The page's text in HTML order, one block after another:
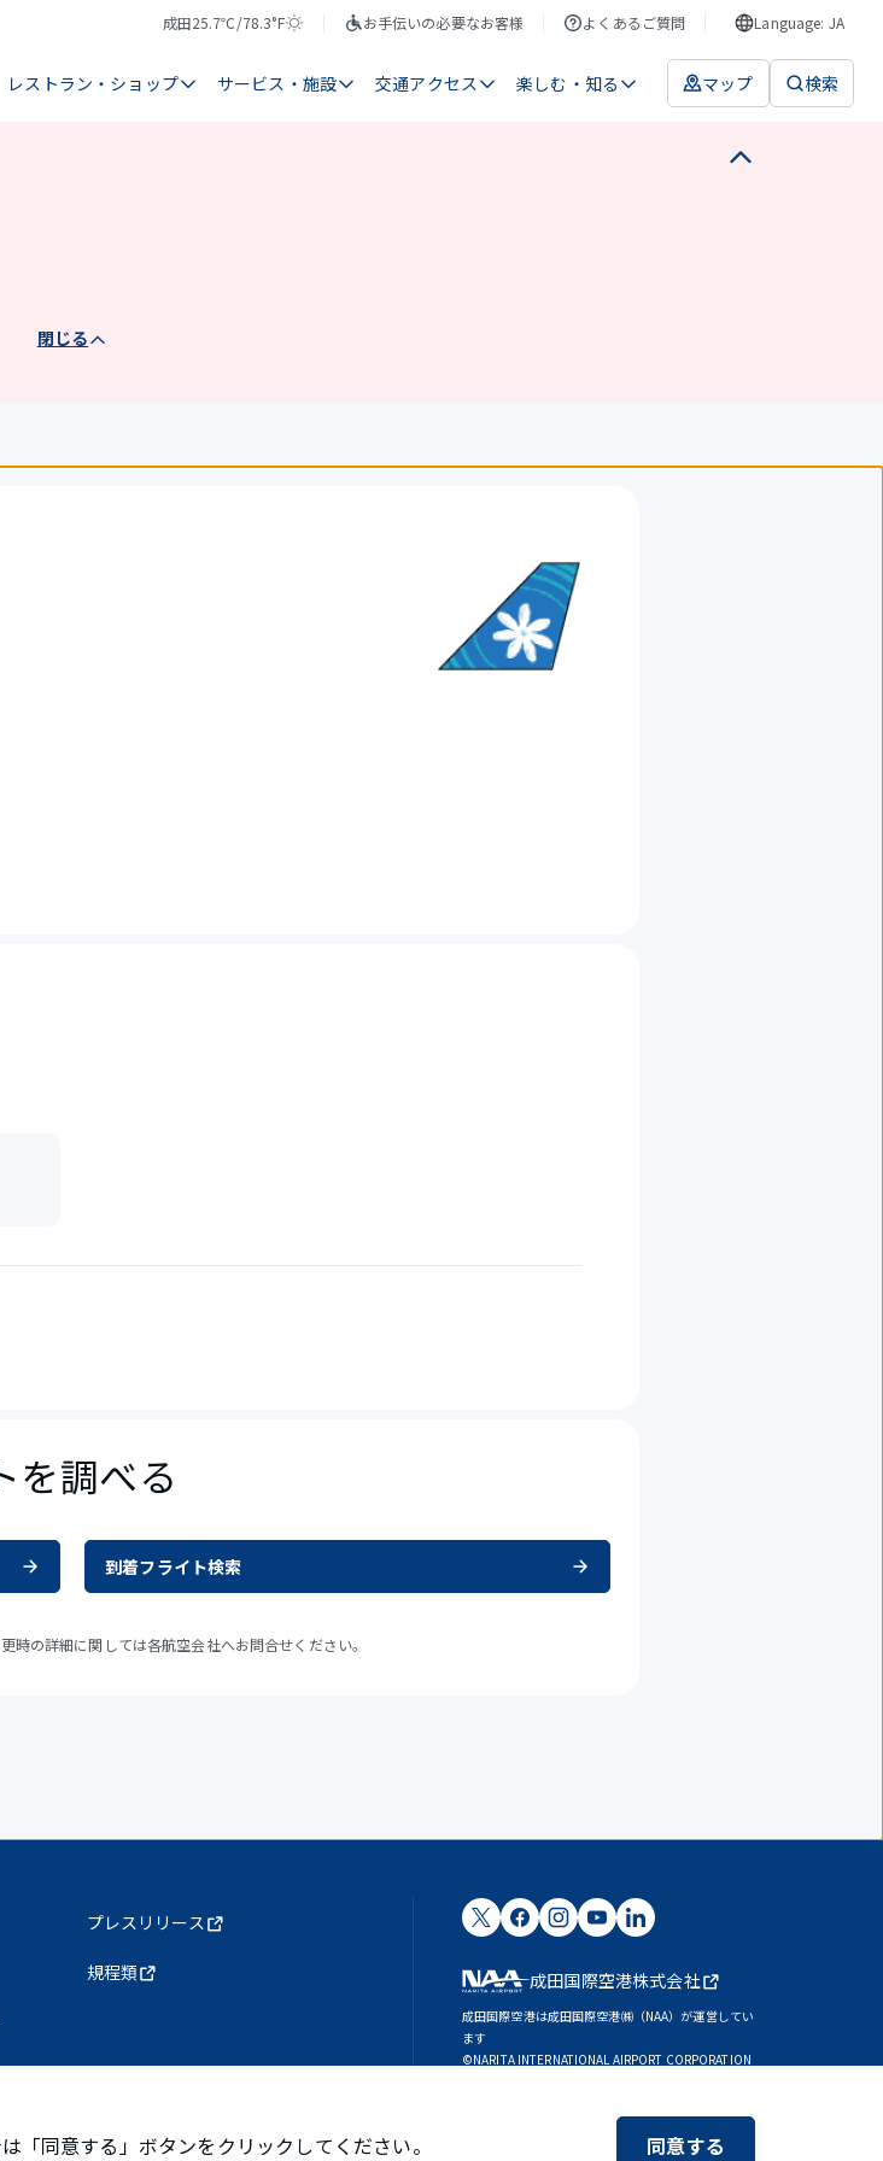
成田
気
25.7℃/78.3°F
天
お手伝いの必要なお客様 よくあるご質問 Language: JA
レストラン・ショップ サービス・施設 交通アクセス 楽しむ・知る マップ 検索
閉じる
を調べる
到着フライト検索
の詳細に関しては各航空会社へお問合せください。
プレスリリース
規程類 成田国際空港株式会社
成田国際空港は成田国際空港㈱（NAA）が運営してい
ます
©NARITA INTERNATIONAL AIRPORT CORPORATION
同意する」ボタンをクリックしてください。
同意する